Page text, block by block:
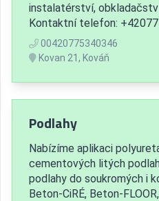
instalatérství,
Kontaktní telefon:
00420775340346
Kovan 21, Kováň
Podlahy
Nabízíme aplikaci
cementových litých
podlahy do soukromých i
Beton-CiRÉ, Beton-